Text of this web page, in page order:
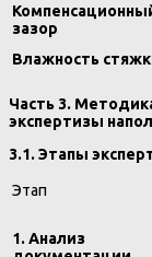
зазор
Влажность
Часть 3.
экспертизы
3.1. Этапы
Этап
1. Анализ